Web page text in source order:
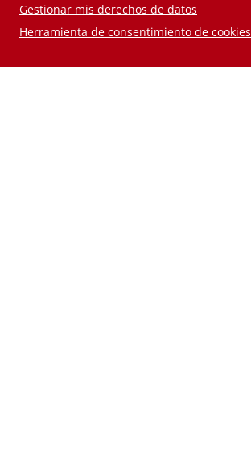
Gestionar mis derechos de datos
Herramienta de consentimiento de cookies